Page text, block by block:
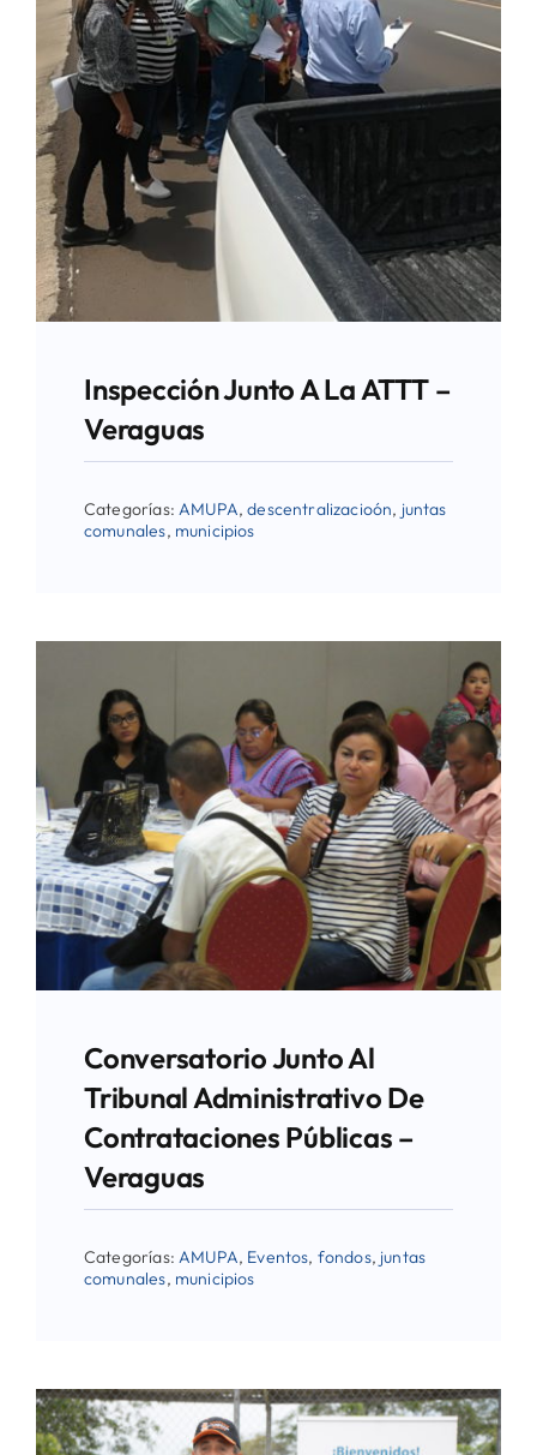
Inspección Junto A La ATTT –
Veraguas
Categorías:AMUPA,descentralizacioón, juntas
comunales, municipios
Conversatorio Junto Al
Tribunal Administrativo De
Contrataciones Públicas –
Veraguas
Categorías:AMUPA, Eventos, fondos, juntas
comunales, municipios